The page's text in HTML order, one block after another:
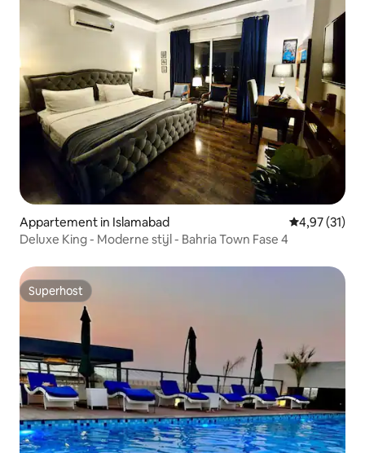
Appartement in Islamabad Gemiddelde
4,97 (31)
Deluxe King - Moderne stijl - Bahria Town Fase 4
Superhost
Superhost